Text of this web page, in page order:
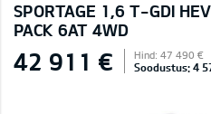
SPORTAGE 1,6 T-GDI
PACK 6AT 4WD
42 911 € Hind: 47 490 €
Soodustus: 4